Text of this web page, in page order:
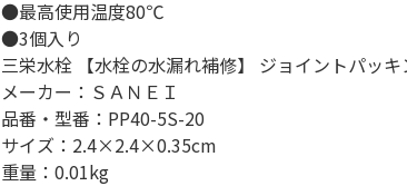
●最高使用温度80℃
●3個入り
三栄水栓 【水栓の水漏れ補修】 ジョイントパッ
メーカー：ＳＡＮＥＩ
品番・型番：PP40-5S-20
サイズ：2.4×2.4×0.35cm
重量：0.01kg